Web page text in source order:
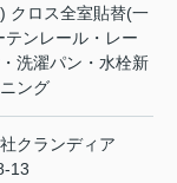
クロス全室貼替(一
ンレール・レー
洗濯パン・水栓新
ング
クランディア
13